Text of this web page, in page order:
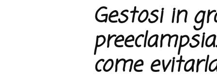
Gestosi in
come